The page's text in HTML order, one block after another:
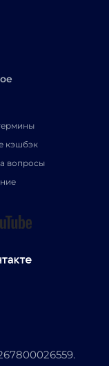
кэшбэк
вопросы